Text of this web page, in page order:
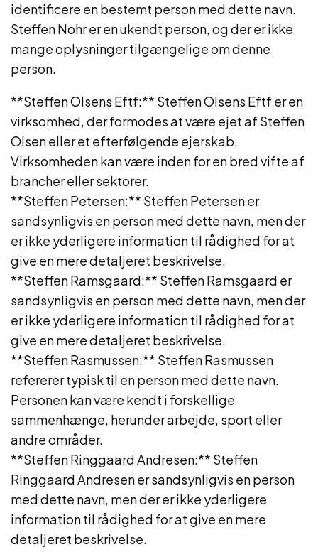
identificere en bestemt person med dette navn.
Steffen Nohr er en ukendt person, og der er ikke
mange oplysninger tilgængelige om denne
person.
**Steffen Olsens Eftf:** Steffen Olsens Eftf er en
virksomhed, der formodes at være ejet af Steffen
Olsen eller et efterfølgende ejerskab.
Virksomheden kan være inden for en bred vifte af
brancher eller sektorer.
**Steffen Petersen:** Steffen Petersen er
sandsynligvis en person med dette navn, men der
er ikke yderligere information til rådighed for at
give en mere detaljeret beskrivelse.
**Steffen Ramsgaard:** Steffen Ramsgaard er
sandsynligvis en person med dette navn, men der
er ikke yderligere information til rådighed for at
give en mere detaljeret beskrivelse.
**Steffen Rasmussen:** Steffen Rasmussen
refererer typisk til en person med dette navn.
Personen kan være kendt i forskellige
sammenhænge, herunder arbejde, sport eller
andre områder.
**Steffen Ringgaard Andresen:** Steffen
Ringgaard Andresen er sandsynligvis en person
med dette navn, men der er ikke yderligere
information til rådighed for at give en mere
detaljeret beskrivelse.